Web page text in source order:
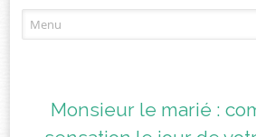
to
Monsieur le marié :